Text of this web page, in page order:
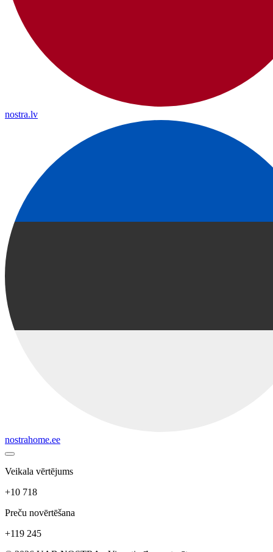
nostra.lv
nostrahome.ee
Veikala vērtējums
+10 718
Preču novērtēšana
+119 245